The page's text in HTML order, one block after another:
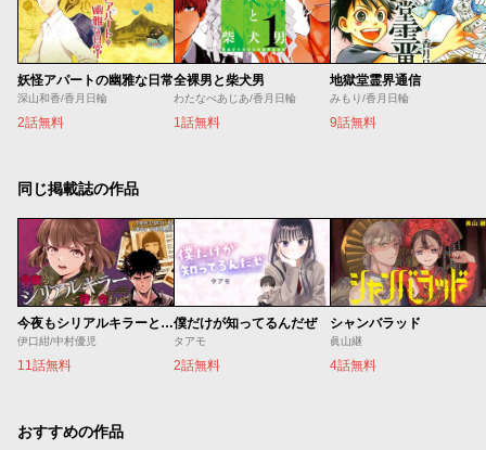
妖怪アパートの幽雅な日常
深山和香/香月日輪
2話無料
全裸男と柴犬男
わたなべあじあ/香月日輪
1話無料
地獄堂霊界通信
みもり/香月日輪
9話無料
同じ掲載誌の作品
今夜もシリアルキラーと待ち合わせ
伊口紺/中村優児
11話無料
僕だけが知ってるんだぜ
タアモ
2話無料
シャンバラッド
眞山継
4話無料
おすすめの作品